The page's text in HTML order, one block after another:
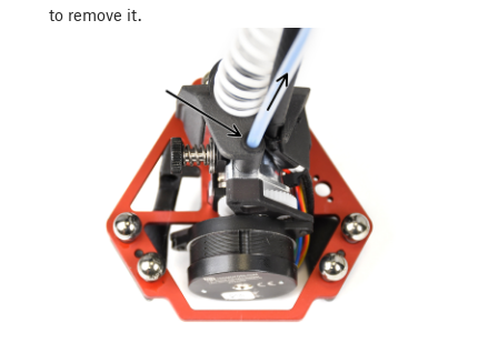
to remove it.